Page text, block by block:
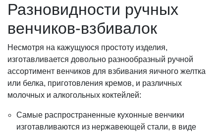
Разновидности ручных
венчиков-взбивалок
Несмотря на кажущуюся простоту изделия,
изготавливается довольно разнообразный ручной
ассортимент венчиков для взбивания яичного желтка
или белка, приготовления кремов, и различных
молочных и алкогольных коктейлей:
Самые распространенные кухонные венчики
изготавливаются из нержавеющей стали, в виде